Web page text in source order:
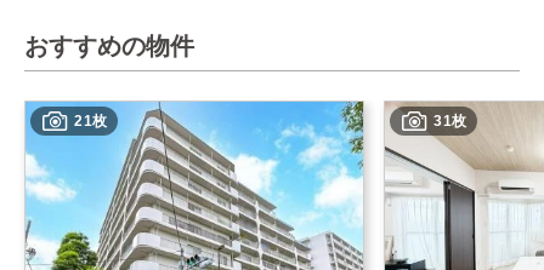
おすすめの物件
21枚 31枚